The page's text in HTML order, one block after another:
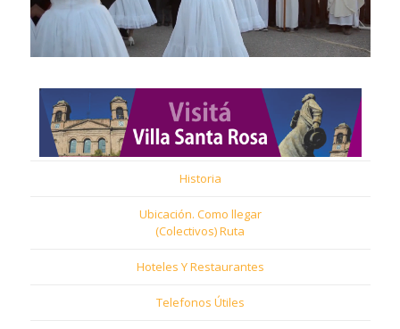
Historia
Ubicación. Como llegar
(Colectivos) Ruta
Hoteles Y Restaurantes
Telefonos Útiles